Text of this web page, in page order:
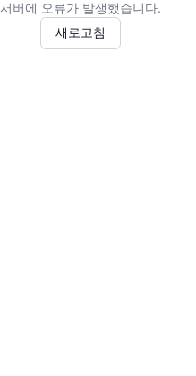
서버에 오류가 발생했습니다.
새로고침